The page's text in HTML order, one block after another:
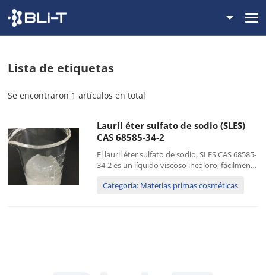
Lista de etiquetas
Se encontraron 1 artículos en total
Lauril éter sulfato de sodio (SLES)
CAS 68585-34-2
El lauril éter sulfato de sodio, SLES CAS 68585-
34-2 es un líquido viscoso incoloro, fácilmente
con un excelente rendimiento. Tiene
Categoría: Materias primas cosméticas